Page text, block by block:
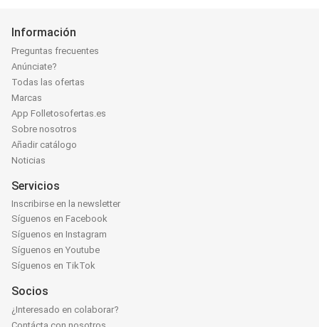
Información
Preguntas frecuentes
Anúnciate?
Todas las ofertas
Marcas
App Folletosofertas.es
Sobre nosotros
Añadir catálogo
Noticias
Servicios
Inscribirse en la newsletter
Síguenos en Facebook
Síguenos en Instagram
Síguenos en Youtube
Síguenos en TikTok
Socios
¿Interesado en colaborar?